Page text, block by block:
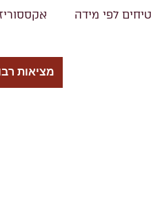
לפי מידה
מציאות